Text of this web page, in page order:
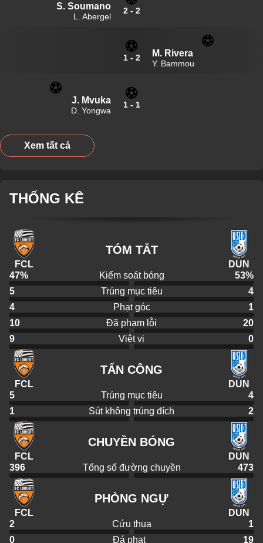
S. Soumano
L. Abergel
2- 2
1- 2 M. Rivera
Y. Bammou
J. Mvuka
D. Yongwa
1- 1
Xem tất cả
THỐNG KÊ
FCL
TÓM TẮT
DUN
47% Kiểm soát bóng 53%
5
Trúng mục tiêu
4
4
Phạt góc
1
10
Đã phạm lỗi
20
9
Việt vị 0
FCL
TẤN CÔNG
DUN
5
Trúng mục tiêu
4
1
Sút không trúng đích 2
FCL
CHUYỀN BÓNG
DUN
396
Tổng số đường chuyền 473
FCL
PHÒNG NGỰ
DUN
2
Cứu thua
1
0
Đá phạt 19